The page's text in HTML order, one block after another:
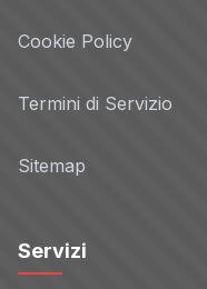
Cookie Policy
Termini di Servizio
Sitemap
Servizi